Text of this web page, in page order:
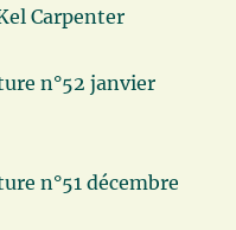
Carpenter
n°52 janvier
n°51 décembre